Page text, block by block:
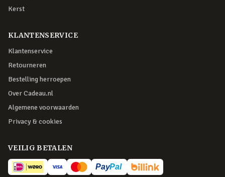
Kerst
KLANTENSERVICE
Klantenservice
Retourneren
Bestelling herroepen
Over Cadeau.nl
Algemene voorwaarden
Privacy & cookies
VEILIG BETALEN